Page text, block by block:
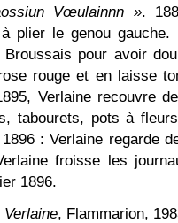
Vœulainnn ».
plier le genou gauche.
Broussais pour avoir
rouge et en laisse
Verlaine recouvre
tabourets, pots à
: Verlaine regarde
froisse les
1896.
Verlaine, Flammarion,